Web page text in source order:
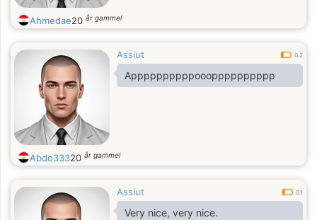
Ahmedae20 år gammel
Assiut 0.2
Appppppppppooopppppppppp
Abdo33320 år gammel
Assiut 0.1
Very nice, very nice.